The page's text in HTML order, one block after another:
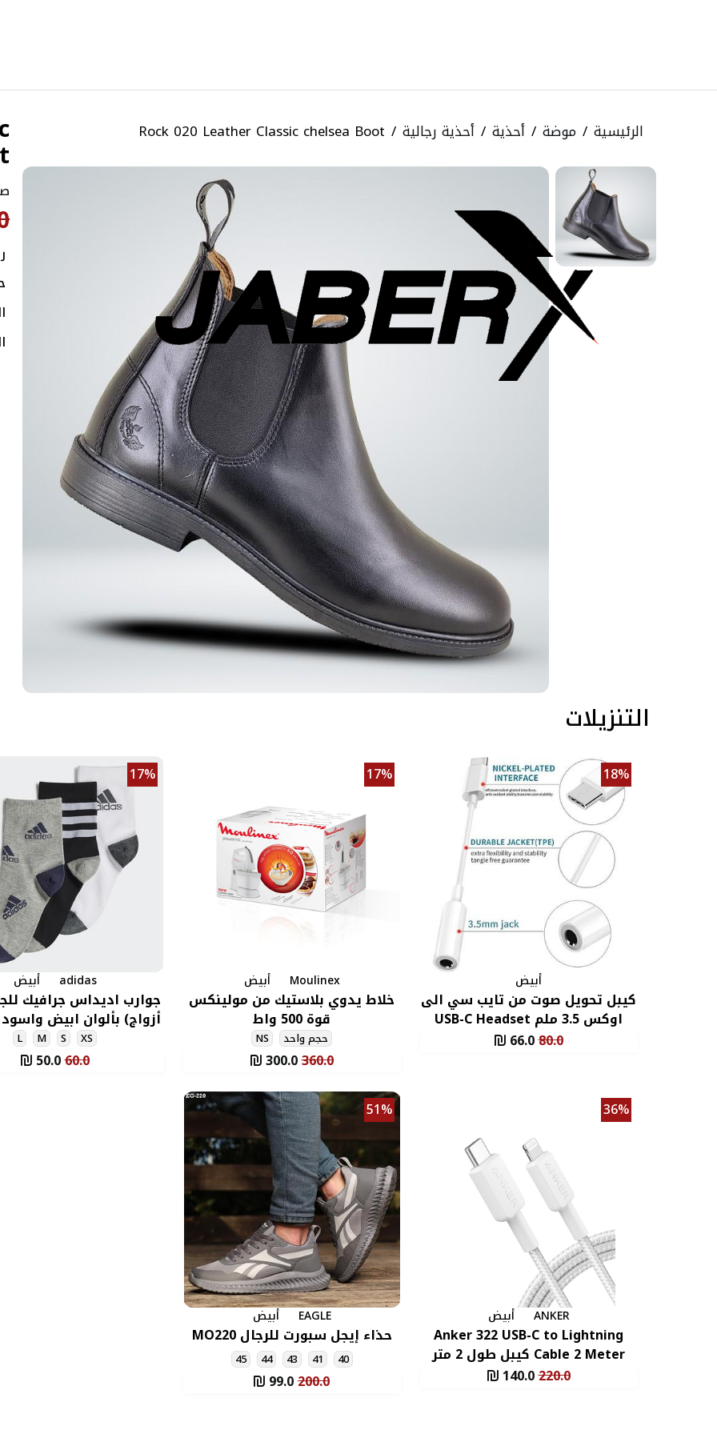
الرئيسية موضة أحذية أحذية رجالية Rock 020 Leather Classic chelsea Boot
التنزيلات
18%
أبيض
كيبل تحويل صوت من تايب سي الى
اوكس 3.5 ملم USB-C Headset
Jack Adapter - لون أبيض
80.0
66.0
17%
Moulinex أبيض
خلاط يدوي بلاستيك من مولينكس
قوة 500 واط
حجم واحد NS
360.0
300.0
17%
adidas أبيض
أزواج) بألوان ابيض
XS
S
M
L
60.0
50.0
36%
ANKER أبيض
Anker 322 USB-C to Lightning
Cable 2 Meter كيبل طول 2 متر
220.0
140.0
51%
EAGLE أبيض
حذاء إيجل سبورت للرجال MO220
40
41
43
44
45
200.0